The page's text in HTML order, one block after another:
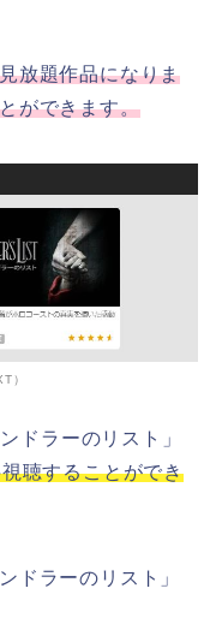
見放題作品になりま
ができます。
）
ドラーのリスト」
聴することができ
ドラーのリスト」